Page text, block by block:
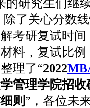
的研究生们继
了关心分数线
考研复试时间
料，复试比例
理了“2022
管理学院招
则 ”，各位未